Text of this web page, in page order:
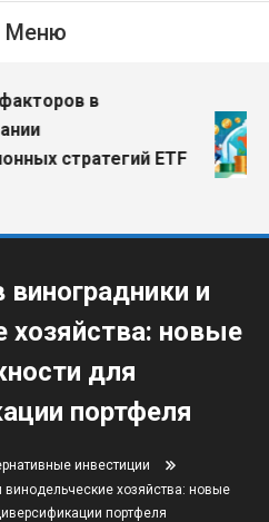
Меню
в
стратегий ETF
и
хозяйства: новые
для
портфеля
инвестиции
винодельческие хозяйства: новые
портфеля